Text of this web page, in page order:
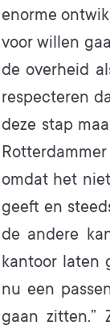
enorme
voor willen
de overheid
respecteren
deze stap
omdat het
geeft en
de andere
kantoor laten
nu een
gaan zitten.”